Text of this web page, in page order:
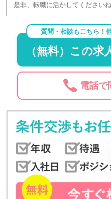
是非、転職に活かしてくださいね
質問・相談もこちら！
（無料）この
電話で